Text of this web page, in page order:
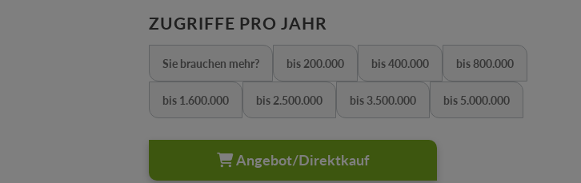
ZUGRIFFE PRO JAHR
Sie brauchen mehr?(Diese Option ist zurzeit nicht verfügbar.)
bis 200.000(Diese Option ist zurzeit nicht verfügbar.)
bis 400.000(Diese Option ist zurzeit nicht
bis 800.000(Diese Option ist
bis 1.600.000(Diese Option ist zurzeit nicht verfügbar.)
bis 2.500.000(Diese Option ist zurzeit nicht verfügbar.)
bis 3.500.000(Diese Option ist zurzeit nicht verfügbar.)
bis 5.000.000(Diese Option ist
Angebot/Direktkauf